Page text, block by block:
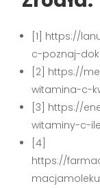
[1] https://
c-poznaj-
[2] https://
witamina-c-
[3] https://
witaminy-c-
[4]
https://